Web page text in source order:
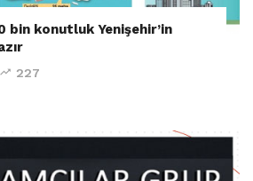
bin konutluk Yenişehir’in
227